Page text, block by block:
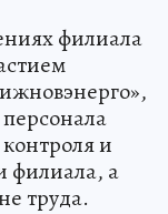
филиала
и
филиала, а
труда.